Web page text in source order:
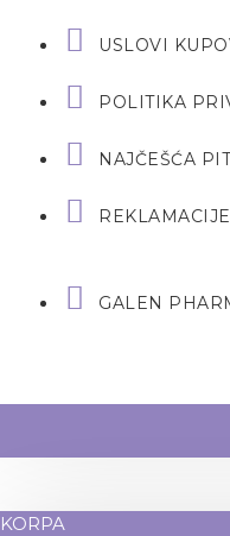
USLOVI
POLITIKA
NAJČEŠĆA
REKLAMACIJE
GALEN
KORPA